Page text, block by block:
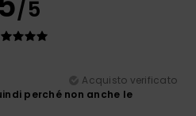
/5
Acquisto verificato
perché non anche le